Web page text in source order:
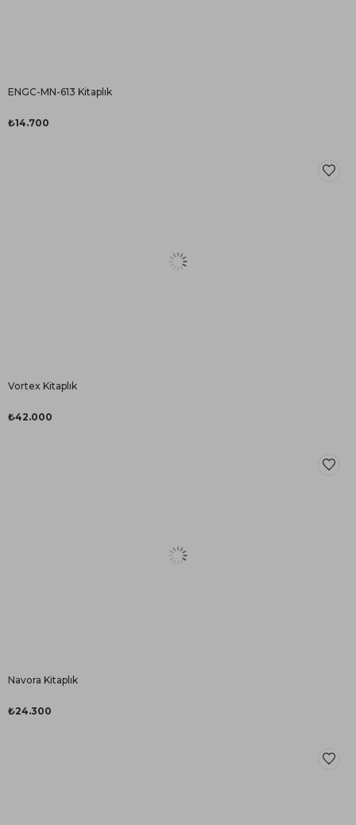
ENGC-MN-613 Kitaplık
₺14.700
Vortex Kitaplık
₺42.000
Navora Kitaplık
₺24.300